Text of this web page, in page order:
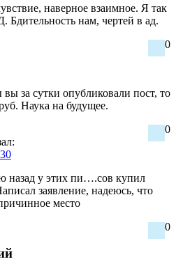
наверное взаимное. Я так
Бдительность нам, чертей в ад.
0
за сутки опубликовали пост, то
Наука на будущее.
0
назад у этих пи….сов купил
заявление, надеюсь, что
место
0